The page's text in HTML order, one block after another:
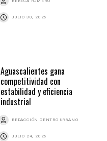
JULIO 30, 2026
Aguascalientes gana
competitividad con
estabilidad y eficiencia
industrial
REDACCIÓN CENTRO URBANO
JULIO 24, 2026